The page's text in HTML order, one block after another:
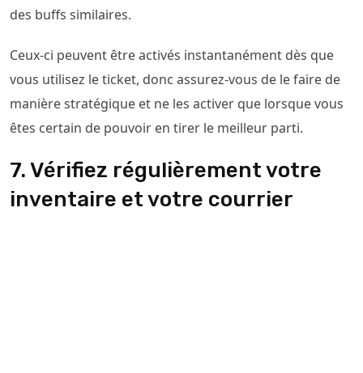
des buffs similaires.
Ceux-ci peuvent être activés instantanément dès que
vous utilisez le ticket, donc assurez-vous de le faire de
manière stratégique et ne les activer que lorsque vous
êtes certain de pouvoir en tirer le meilleur parti.
7. Vérifiez régulièrement votre
inventaire et votre courrier